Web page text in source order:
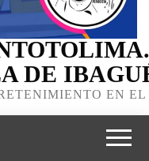
DE
EN